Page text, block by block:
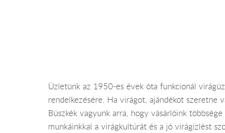
Üzletünk az 1950-es évek óta funkcionál
rendelkezésére. Ha virágot, ajándékot szeretne
Büszkék vagyunk arra, hogy vásárlóink
munkáinkkal a virágkultúrát és a jó virágízlést